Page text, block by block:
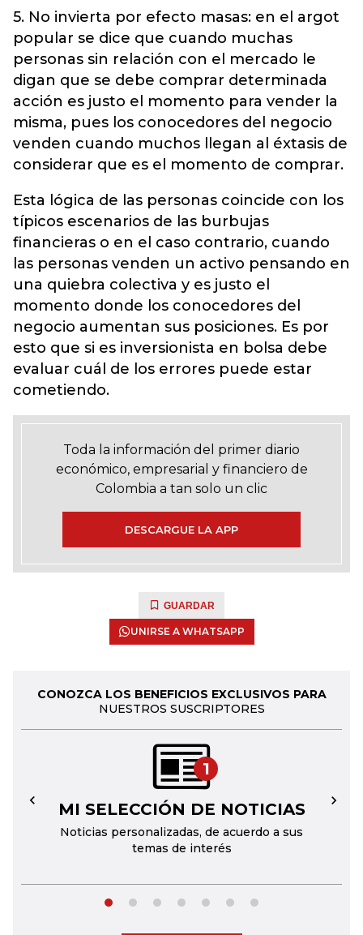
5. No invierta por efecto masas: en el argot
popular se dice que cuando muchas
personas sin relación con el mercado le
digan que se debe comprar determinada
acción es justo el momento para vender la
misma, pues los conocedores del negocio
venden cuando muchos llegan al éxtasis de
considerar que es el momento de comprar.
Esta lógica de las personas coincide con los
típicos escenarios de las burbujas
financieras o en el caso contrario, cuando
las personas venden un activo pensando en
una quiebra colectiva y es justo el
momento donde los conocedores del
negocio aumentan sus posiciones. Es por
esto que si es inversionista en bolsa debe
evaluar cuál de los errores puede estar
cometiendo.
Toda la información del primer diario
económico, empresarial y financiero de
Colombia a tan solo un clic
DESCARGUE LA APP
GUARDAR
UNIRSE A WHATSAPP
CONOZCA LOS BENEFICIOS EXCLUSIVOS PARA
NUESTROS SUSCRIPTORES
1
MI SELECCIÓN DE NOTICIAS
Noticias personalizadas, de acuerdo a sus
temas de interés
← →